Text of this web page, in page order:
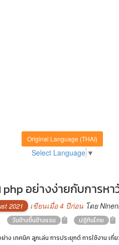
Original Language (THAI)
Select Language ▼
อย่างง่ายกับการหา
2021 เขียนเมื่อ 4 ปีก่อนโดย
วันข้างขึ้นข้างแรม
ปฏิทินไทย
ง เทคนิค ลูกเล่น การประยุกต์ การใช้งาน เ